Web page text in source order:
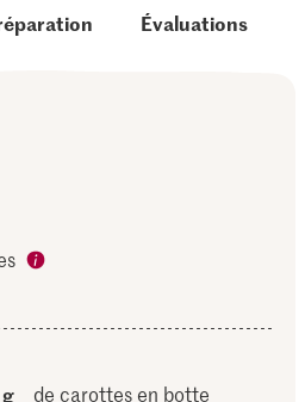
Évaluations
de carottes en botte